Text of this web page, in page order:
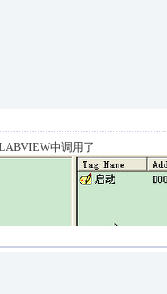
中调用了